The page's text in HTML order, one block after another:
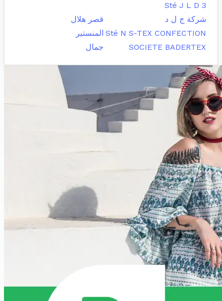
Sté J L D 3
شركة ج ل د
قصر هلال
Sté N S-TEX CONFECTION المنستير
SOCIETE BADERTEX
جمال